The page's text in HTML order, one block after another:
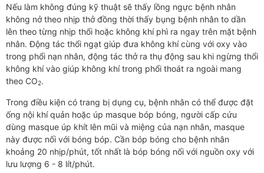
Nếu làm không đúng kỹ thuật sẽ thấy lồng ngực bệnh nhân
không nở theo nhịp thở đồng thời thấy bụng bệnh nhân to dần
lên theo từng nhịp thổi hoặc không khí phì ra ngay trên mặt bệnh
nhân. Động tác thổi ngạt giúp đưa không khí cùng với oxy vào
trong phổi nạn nhân, động tác thở ra thụ động sau khi ngừng thổi
không khí vào giúp không khí trong phổi thoát ra ngoài mang
theo CO2.
Trong điều kiện có trang bị dụng cụ, bệnh nhân có thể được đặt
ống nội khí quản hoặc úp masque bóp bóng, người cấp cứu
dùng masque úp khít lên mũi và miệng của nạn nhân, masque
này được nối với bóng bóp. Cần bóp bóng cho bệnh nhân
khoảng 20 nhịp/phút, tốt nhất là bóp bóng nối với nguồn oxy với
lưu lượng 6 - 8 lít/phút.